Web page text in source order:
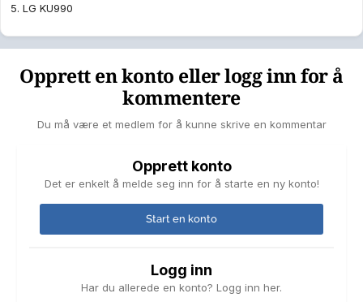
5. LG KU990
Opprett en konto eller logg inn for å
kommentere
Du må være et medlem for å kunne skrive en kommentar
Opprett konto
Det er enkelt å melde seg inn for å starte en ny konto!
Start en konto
Logg inn
Har du allerede en konto? Logg inn her.